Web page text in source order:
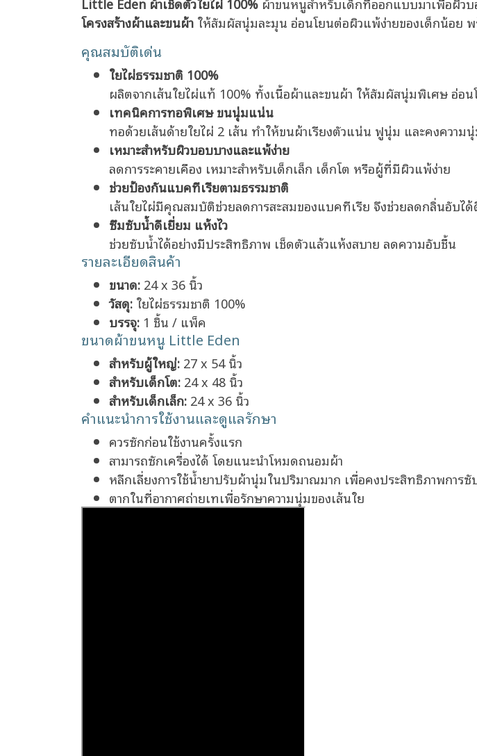
โครงสร้างผ้าและขนผ้า ให้สัมผัสนุ่มละมุน อ่อนโยนต่อผิวแพ้ง่ายของเด็กน้อย
คุณสมบัติเด่น
ใยไผ่ธรรมชาติ 100%
ผลิตจากเส้นใยไผ่แท้ 100% ทั้งเนื้อผ้าและขนผ้า ให้สัมผัสนุ่มพิเศษ อ่อ
เทคนิคการทอพิเศษ ขนนุ่มแน่น
ทอด้วยเส้นด้ายใยไผ่ 2 เส้น ทำให้ขนผ้าเรียงตัวแน่น ฟูนุ่ม และคงความ
เหมาะสำหรับผิวบอบบางและแพ้ง่าย
ลดการระคายเคือง เหมาะสำหรับเด็กเล็ก เด็กโต หรือผู้ที่มีผิวแพ้ง่าย
ช่วยป้องกันแบคทีเรียตามธรรมชาติ
เส้นใยไผ่มีคุณสมบัติช่วยลดการสะสมของแบคทีเรีย จึงช่วยลดกลิ่นอับได้
ซึมซับน้ำดีเยี่ยม แห้งไว
ช่วยซับน้ำได้อย่างมีประสิทธิภาพ เช็ดตัวแล้วแห้งสบาย ลดความอับชื้น
รายละเอียดสินค้า
ขนาด: 24 x 36 นิ้ว
วัสดุ: ใยไผ่ธรรมชาติ 100%
บรรจุ: 1 ชิ้น / แพ็ค
ขนาดผ้าขนหนู Little Eden
สำหรับผู้ใหญ่: 27 x 54 นิ้ว
สำหรับเด็กโต: 24 x 48 นิ้ว
สำหรับเด็กเล็ก: 24 x 36 นิ้ว
คำแนะนำการใช้งานและดูแลรักษา
ควรซักก่อนใช้งานครั้งแรก
สามารถซักเครื่องได้ โดยแนะนำโหมดถนอมผ้า
หลีกเลี่ยงการใช้น้ำยาปรับผ้านุ่มในปริมาณมาก เพื่อคงประสิทธิภาพการซั
ตากในที่อากาศถ่ายเทเพื่อรักษาความนุ่มของเส้นใย